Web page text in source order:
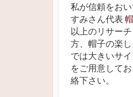
私が信頼をお
すみさん代表
以上のリサー
方、帽子の楽
では大きいサ
をご用意して
絡下さい。